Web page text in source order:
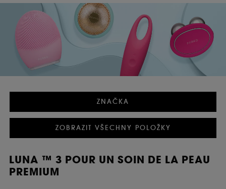
ZNAČKA
ZOBRAZIT VŠECHNY POLOŽKY
LUNA ™ 3 POUR UN SOIN DE LA PEAU
PREMIUM